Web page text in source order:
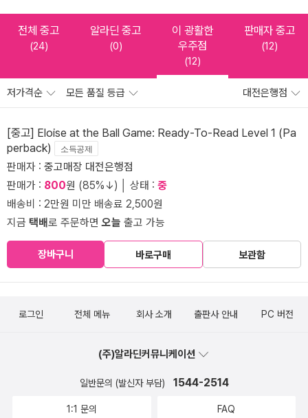
전체 중고
(24)
알라딘 중고
(0)
이 광활한
우주점
(12)
판매자 중고
(12)
저가격순 모든 품질 등급 대전은행점
[중고] Eloise at the Ball Game: Ready-To-Read Level 1 (Pa
perback)
소득공제
판매자 : 중고매장 대전은행점
판매가 : 800원 (85%↓) │ 상태 : 중
배송비 : 2만원 미만 배송료 2,500원
지금 택배로 주문하면오늘 출고 가능
장바구니 바로구매 보관함
로그인 전체 메뉴 회사 소개 출판사 안내 PC 버전
(주)알라딘커뮤니케이션
일반문의 (발신자 부담) 1544-2514
1:1 문의 FAQ